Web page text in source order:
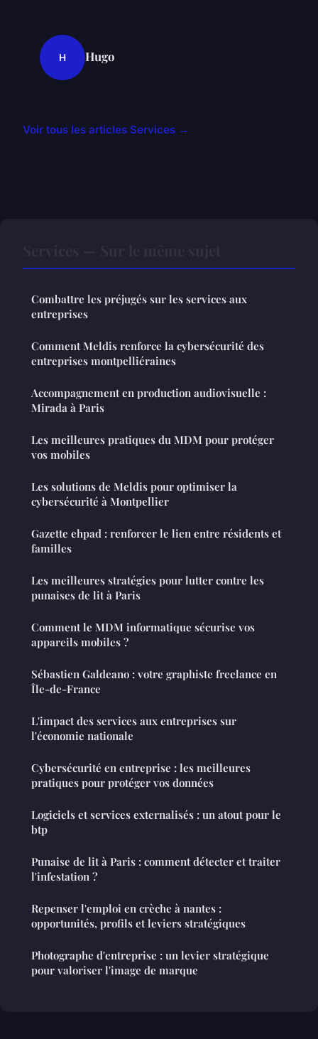
H Hugo
Voir tous les articles Services →
Combattre les préjugés sur les services aux
entreprises
Comment Meldis renforce la cybersécurité des
entreprises montpelliéraines
Accompagnement en production audiovisuelle :
Mirada à Paris
Les meilleures pratiques du MDM pour protéger
vos mobiles
Les solutions de Meldis pour optimiser la
cybersécurité à Montpellier
Gazette ehpad : renforcer le lien entre résidents et
familles
Les meilleures stratégies pour lutter contre les
punaises de lit à Paris
Comment le MDM informatique sécurise vos
appareils mobiles ?
Sébastien Galdeano : votre graphiste freelance en
Île-de-France
L'impact des services aux entreprises sur
l'économie nationale
Cybersécurité en entreprise : les meilleures
pratiques pour protéger vos données
Logiciels et services externalisés : un atout pour le
btp
Punaise de lit à Paris : comment détecter et traiter
l'infestation ?
Repenser l'emploi en crèche à nantes :
opportunités, profils et leviers stratégiques
Photographe d'entreprise : un levier stratégique
pour valoriser l'image de marque